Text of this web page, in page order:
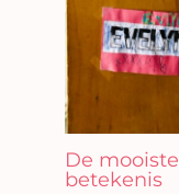
De
betekenis